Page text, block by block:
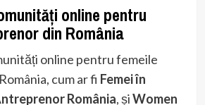
online pentru
din România
online pentru femeile
cum ar fi Femei în
România, șiWomen